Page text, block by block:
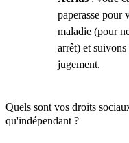
paperasse pour
maladie (pour
arrêt) et suivons
jugement.
Quels sont vos droits
qu'indépendant ?